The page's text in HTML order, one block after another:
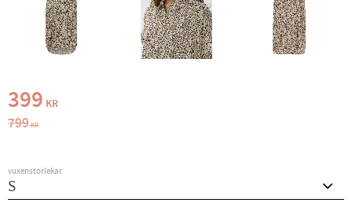
Nedsatt pris:
399 KR
Ordinarie pris:
799KR
vuxenstorlekar